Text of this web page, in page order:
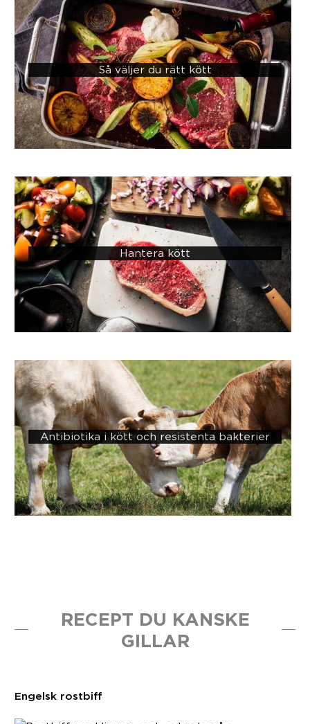
Så väljer du rätt kött
Hantera kött
Antibiotika i kött och resistenta bakterier
RECEPT DU KANSKE
GILLAR
Engelsk rostbiff